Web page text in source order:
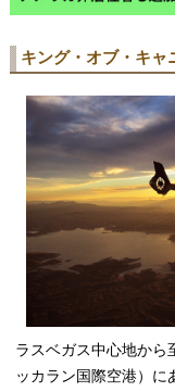
キング・オブ・キャ
ラスベガス中心地から
ッカラン国際空港）に